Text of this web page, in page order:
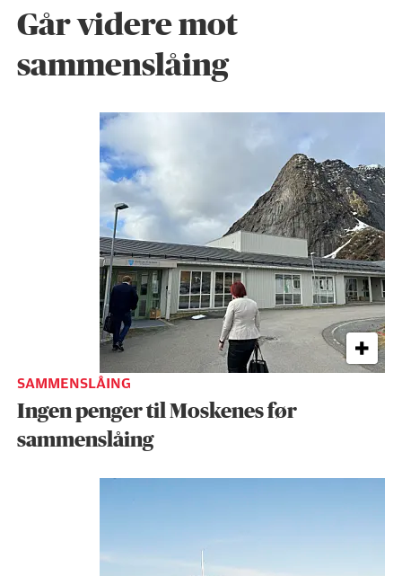
Går videre mot
sammenslåing
SAMMENSLÅING
Ingen penger til Moskenes før
sammenslåing